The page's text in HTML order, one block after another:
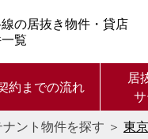
の居抜き物件・貸店
覧
約までの流れ
居
ント物件を探す ＞ 東